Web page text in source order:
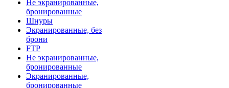
Не экранированные,
бронированные
Шнуры
Экранированные, без
брони
FTP
Не экранированные,
бронированные
Экранированные,
бронированные